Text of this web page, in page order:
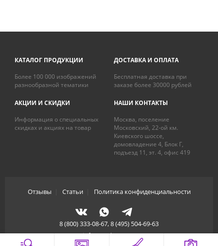
КАТАЛОГ ПРОДУКЦИИ
Более 100 000 изображений
разнообразной тематики
ДОСТАВКА И ОПЛАТА
Бесплатная доставка при
заказе более 30000 рублей
АКЦИИ И СКИДКИ
Информация о специальных
скидках и акциях на товар
НАШИ КОНТАКТЫ
Москва, поселение
Московский, 22-ой км.
Киевского шоссе,
домовладение 4, Блок Г,
подъезд 11, эт. 4, офис 419
Отзывы Статьи| Политика конфиденциальности
8 (800) 333-08-67, 8 (495) 504-69-63
info@artdecory.ru